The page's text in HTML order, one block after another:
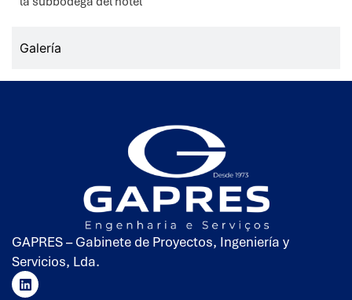
Galería
GAPRES – Gabinete de Proyectos, Ingeniería y
Servicios, Lda.